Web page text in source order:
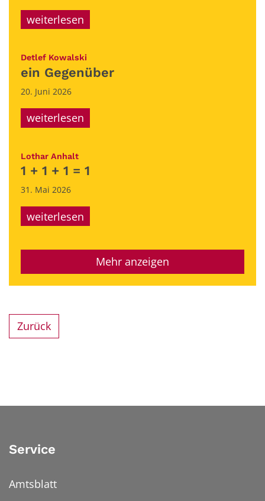
weiterlesen
Detlef Kowalski:
ein Gegenüber
20. Juni 2026
weiterlesen
Lothar Anhalt:
1 + 1 + 1 = 1
31. Mai 2026
weiterlesen
Mehr anzeigen
Zurück
Service
Amtsblatt